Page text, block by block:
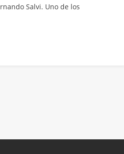
Salvi. Uno de los